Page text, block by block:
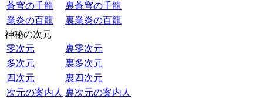
蒼穹の千龍
裏蒼穹の千龍
業炎の百龍
裏業炎の百龍
神秘の次元
零次元
裏零次元
多次元
裏多次元
四次元
裏四次元
次元の案内人 裏次元の案内人